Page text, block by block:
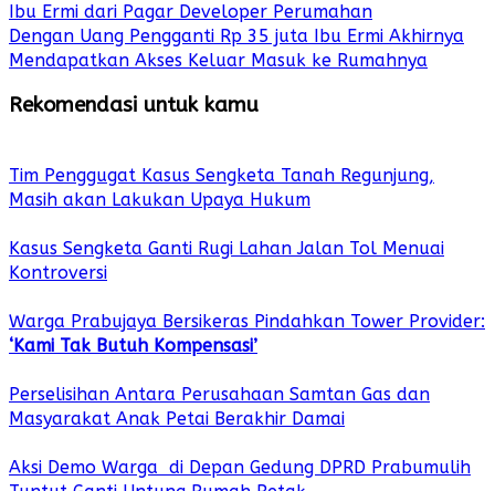
Ibu Ermi dari Pagar Developer Perumahan
Dengan Uang Pengganti Rp 35 juta Ibu Ermi Akhirnya
Mendapatkan Akses Keluar Masuk ke Rumahnya
Rekomendasi untuk kamu
Tim Penggugat Kasus Sengketa Tanah Regunjung,
Masih akan Lakukan Upaya Hukum
Kasus Sengketa Ganti Rugi Lahan Jalan Tol Menuai
Kontroversi
Warga Prabujaya Bersikeras Pindahkan Tower Provider:
‘Kami Tak Butuh Kompensasi’
Perselisihan Antara Perusahaan Samtan Gas dan
Masyarakat Anak Petai Berakhir Damai
Aksi Demo Warga di Depan Gedung DPRD Prabumulih